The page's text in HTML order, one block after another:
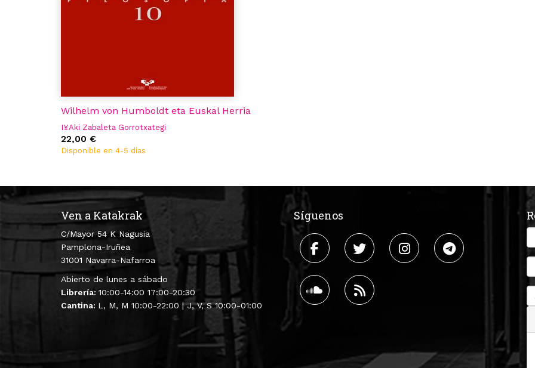
Wilhelm von Humboldt eta Euskal Herria
I¥Aki Zabaleta Gorrotxategi
22,00 €
Disponible en 4-5 días
Ven a Katakrak
C/Mayor 54 K Nagusia
Pamplona-Iruñea
31001 Navarra-Nafarroa
Abierto de lunes a sábado
Librería: 10:00-14:00 17:00-20:30
Cantina: L, M, M 10:00-22:00 | J, V, S 10:00-01:00
Síguenos